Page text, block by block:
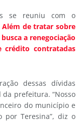
se reuniu com o
Além de tratar sobre
a renegociação
crédito contratadas
dessas dívidas
prefeitura. “Nosso
do município e
por Teresina”, diz o